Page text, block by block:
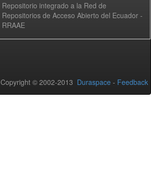
Repositorio integrado a la Red de
Repositorios de Acceso Abierto del Ecuador -
RRAAE
Copyright © 2002-2013 Duraspace - Feedback